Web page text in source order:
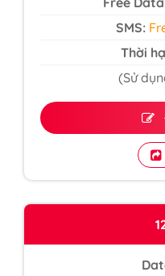
SMS:
Thời
(Sử